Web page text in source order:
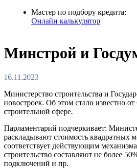
Мастер по подбору кредита:
Онлайн калькулятор
Минстрой и
16.11.2023
Министерство строительства и
новостроек. Об этом стало известно
строительной сфере.
Парламентарий подчеркивает:
раскладывают стоимость квадратных
соответствует действующим
строительство составляют не более
подключений и пр.